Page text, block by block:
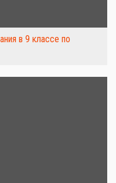
в 9 классе по